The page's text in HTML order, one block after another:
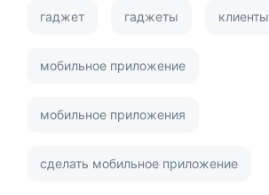
гаджет гаджеты клиенты
мобильное приложение
мобильное приложения
сделать мобильное приложение